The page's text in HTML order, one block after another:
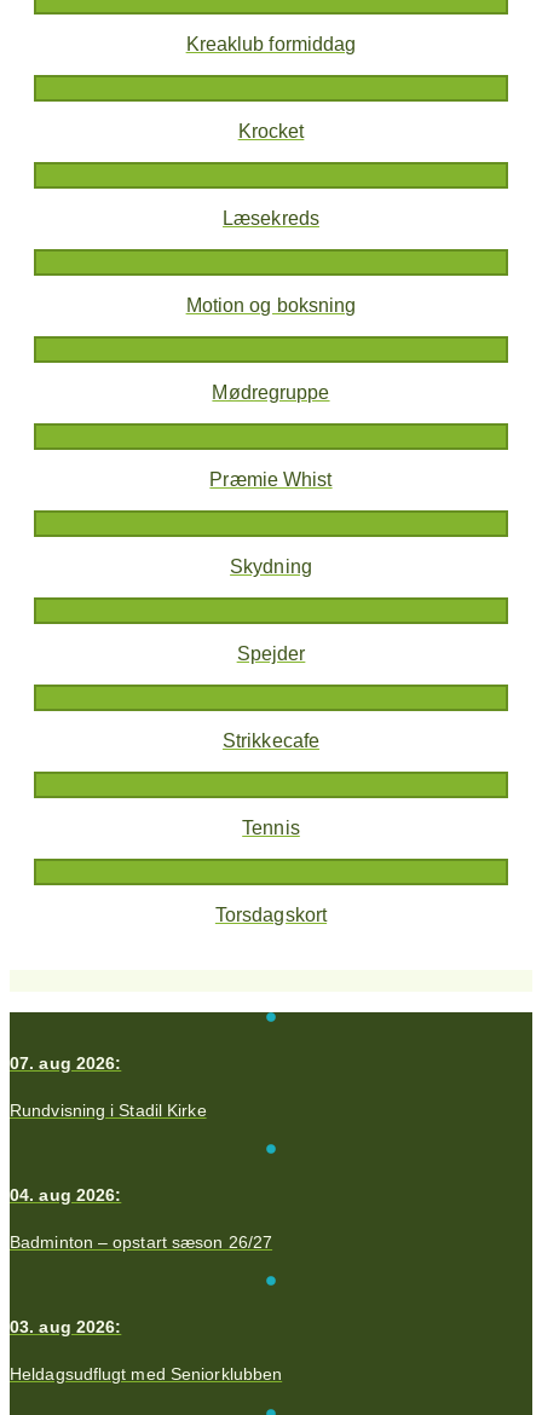
Kreaklub formiddag
Krocket
Læsekreds
Motion og boksning
Mødregruppe
Præmie Whist
Skydning
Spejder
Strikkecafe
Tennis
Torsdagskort
07. aug 2026:
Rundvisning i Stadil Kirke
04. aug 2026:
Badminton – opstart sæson 26/27
03. aug 2026:
Heldagsudflugt med Seniorklubben